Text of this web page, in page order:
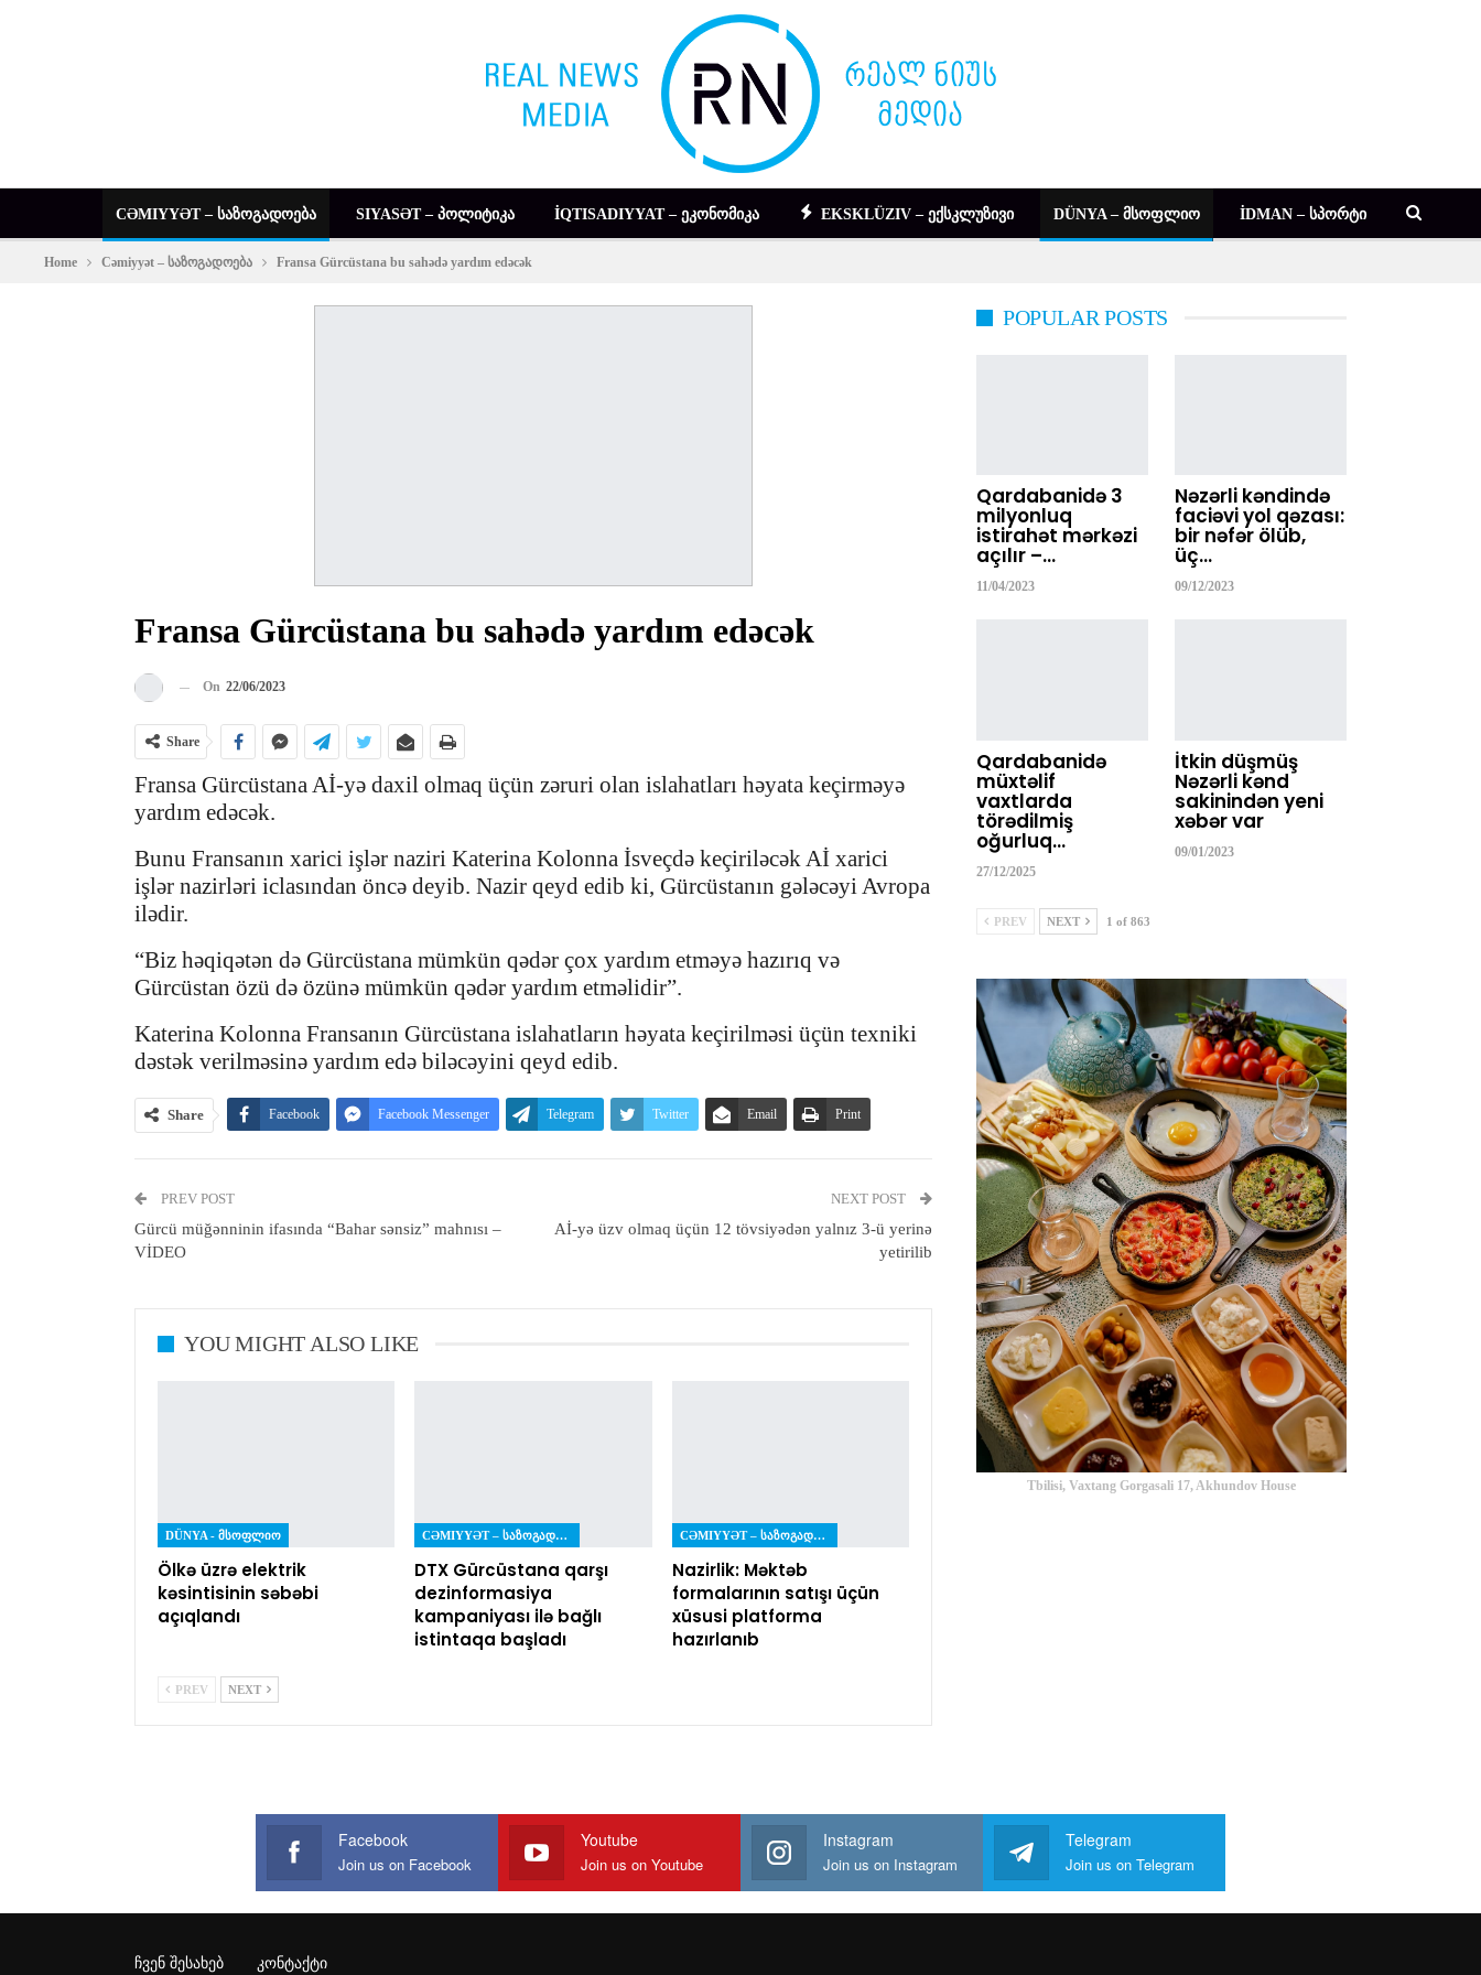
CƏMIYYƏT – ᲡᲐᲖᲝᲒᲐᲓᲝᲔᲑᲐ SIYASƏT – ᲞᲝᲚᲘᲢᲘᲙᲐ İQTISADIYYAT – ᲔᲙᲝᲜᲝᲛᲘᲙᲐ EKSKLÜZIV – ᲔᲥᲡᲙᲚᲣᲖᲘᲕᲘ DÜNYA – ᲛᲡᲝᲤᲚᲘᲝ İDMAN – ᲡᲞᲝᲠᲢᲘ
Home Cəmiyyət – საზოგადოება Fransa Gürcüstana bu sahədə yardım edəcək
Fransa Gürcüstana bu sahədə yardım edəcək
On 22/06/2023
Share
Fransa Gürcüstana Aİ-yə daxil olmaq üçün zəruri olan islahatları həyata keçirməyə
yardım edəcək.
Bunu Fransanın xarici işlər naziri Katerina Kolonna İsveçdə keçiriləcək Aİ xarici
işlər nazirləri iclasından öncə deyib. Nazir qeyd edib ki, Gürcüstanın gələcəyi Avropa
ilədir.
“Biz həqiqətən də Gürcüstana mümkün qədər çox yardım etməyə hazırıq və
Gürcüstan özü də özünə mümkün qədər yardım etməlidir”.
Katerina Kolonna Fransanın Gürcüstana islahatların həyata keçirilməsi üçün texniki
dəstək verilməsinə yardım edə biləcəyini qeyd edib.
Share Facebook Facebook Messenger Telegram Twitter Email Print
PREV POST
Gürcü müğənninin ifasında “Bahar sənsiz” mahnısı –
VİDEO
NEXT POST
Aİ-yə üzv olmaq üçün 12 tövsiyədən yalnız 3-ü yerinə
yetirilib
YOU MIGHT ALSO LIKE
DÜNYA - ᲛᲡᲝᲤᲚᲘᲝ
Ölkə üzrə elektrik
kəsintisinin səbəbi
açıqlandı
CƏMIYYƏT – ᲡᲐᲖᲝᲒᲐᲓᲝᲔᲑᲐ
DTX Gürcüstana qarşı
dezinformasiya
kampaniyası ilə bağlı
istintaqa başladı
CƏMIYYƏT – ᲡᲐᲖᲝᲒᲐᲓᲝᲔᲑᲐ
Nazirlik: Məktəb
formalarının satışı üçün
xüsusi platforma
hazırlanıb
PREV NEXT
POPULAR POSTS
Qardabanidə 3
milyonluq
istirahət mərkəzi
açılır –…
11/04/2023
Nəzərli kəndində
faciəvi yol qəzası:
bir nəfər ölüb,
üç…
09/12/2023
Qardabanidə
müxtəlif
vaxtlarda
törədilmiş
oğurluq…
27/12/2025
İtkin düşmüş
Nəzərli kənd
sakinindən yeni
xəbər var
09/01/2023
PREV NEXT 1 of 863
Tbilisi, Vaxtang Gorgasali 17, Akhundov House
Facebook
Join us on Facebook
Youtube
Join us on Youtube
Instagram
Join us on Instagram
Telegram
Join us on Telegram
ᲩᲕᲔᲜ ᲨᲔᲡᲐᲮᲔᲑ ᲙᲝᲜᲢᲐᲥᲢᲘ